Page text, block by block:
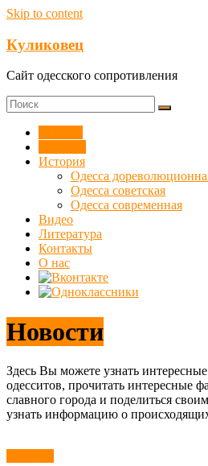
Skip to content
Куликовец
Сайт одесского сопротивления
История
Одесса
Одесса советская
Одесса современная
Видео
Литература
Контакты
О нас
Новости
Здесь Вы можете узнать
одесситов, прочитать интересные
славного города и поделиться
узнать информацию о